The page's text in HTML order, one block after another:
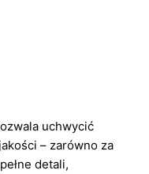
uchwycić
– zarówno za
detali,